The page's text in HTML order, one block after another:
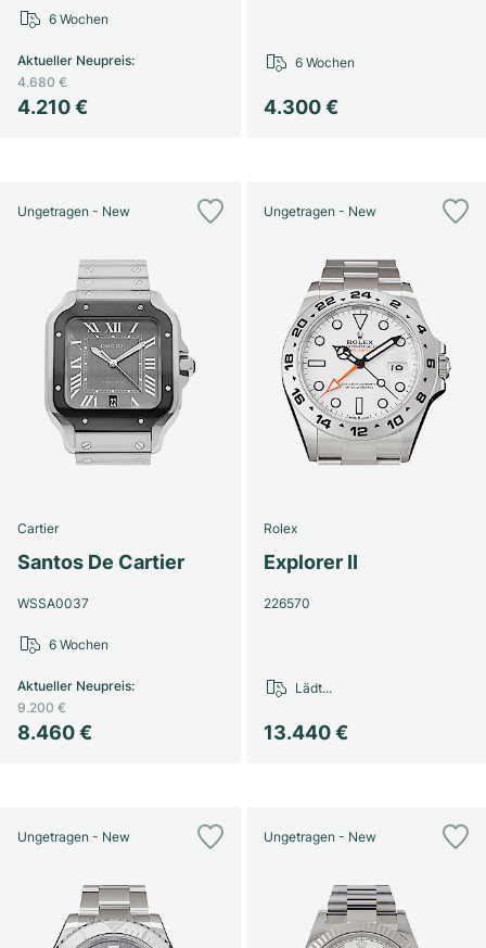
4.210 €
Aktueller Neupreis:
4.680 €
6 Wochen
4.300 €
6 Wochen
Ungetragen - New
Cartier
Santos De Cartier
WSSA0037
8.460 €
Aktueller Neupreis:
9.200 €
6 Wochen
Ungetragen - New
Rolex
Explorer II
226570
13.440 €
Lädt...
Ungetragen - New Ungetragen - New